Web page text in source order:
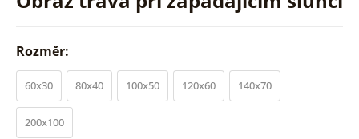
Rozměr:
60x30 80x40 100x50 120x60 140x70
200x100